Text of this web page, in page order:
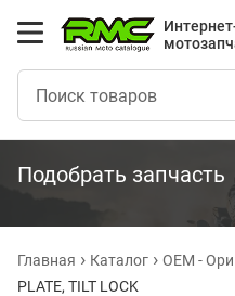
Подобрать запчасть
Главная Каталог OEM -
PLATE, TILT LOCK